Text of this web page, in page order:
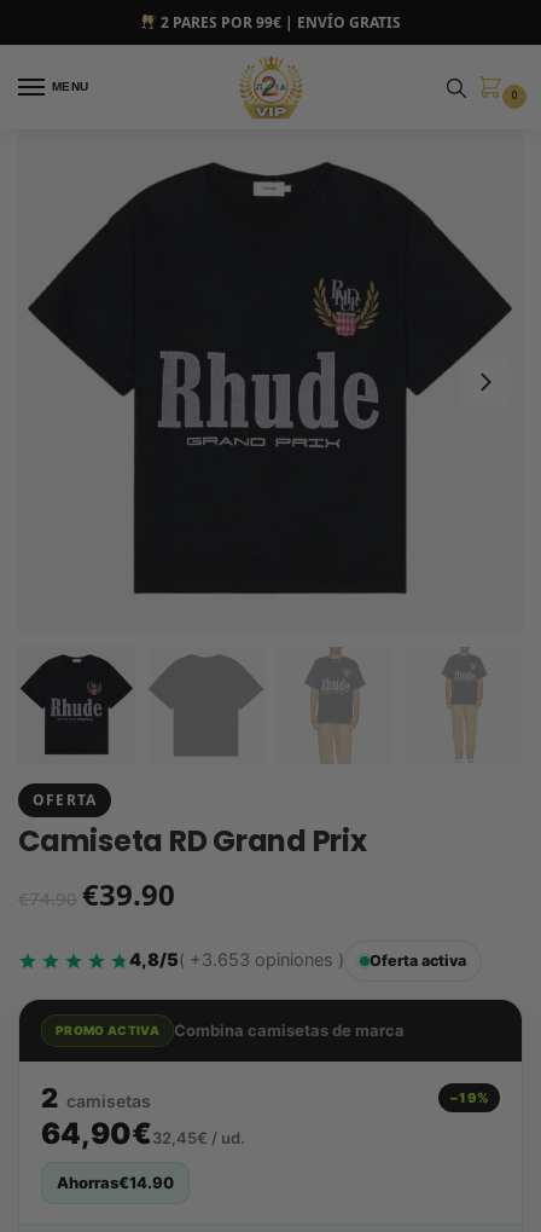
2 PARES POR 99€ | ENVÍO GRATIS
MENU
0
OFERTA
Camiseta RD Grand Prix
€74.90 €39.90
4,8/5( +3.653 opiniones ) Oferta activa
PROMO ACTIVA Combina camisetas de marca
2 camisetas −19%
64,90€32,45€ / ud.
Ahorras€14.90